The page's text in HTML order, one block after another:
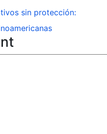
sin protección: